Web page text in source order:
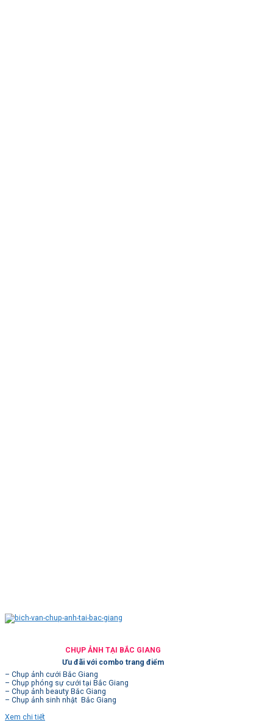
CHỤP ẢNH TẠI BẮC GIANG
Ưu đãi với combo trang điểm
– Chụp ảnh cưới Bắc Giang
– Chụp phóng sự cưới tại Bắc Giang
– Chụp ảnh beauty Bắc Giang
– Chụp ảnh sinh nhật Bắc Giang
Xem chi tiết